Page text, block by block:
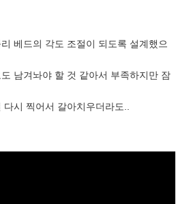
베드의 각도 조절이 되도록 설계했으
남겨놔야 할 것 같아서 부족하지만 잠
다시 찍어서 갈아치우더라도..